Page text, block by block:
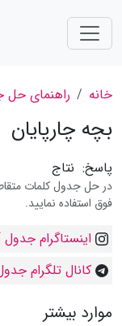
خانه راهنمای حل
بچه چارپایان
پاسخ: نتاج
در حل جدول کلمات
فوق استفاده نمایید.
اینستاگرام جدول
کانال تلگرام
موارد بیشتر